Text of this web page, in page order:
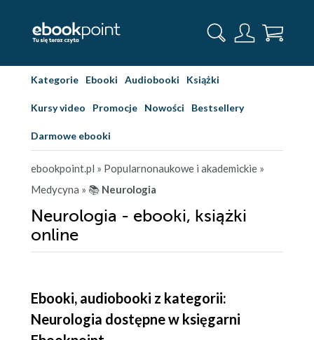
Kategorie Ebooki Audiobooki Książki
Kursy video Promocje Nowości Bestsellery
Darmowe ebooki
ebookpoint.pl » Popularnonaukowe i akademickie »
Medycyna » 📚 Neurologia
Neurologia - ebooki, książki
online
Ebooki, audiobooki z kategorii:
Neurologia dostępne w księgarni